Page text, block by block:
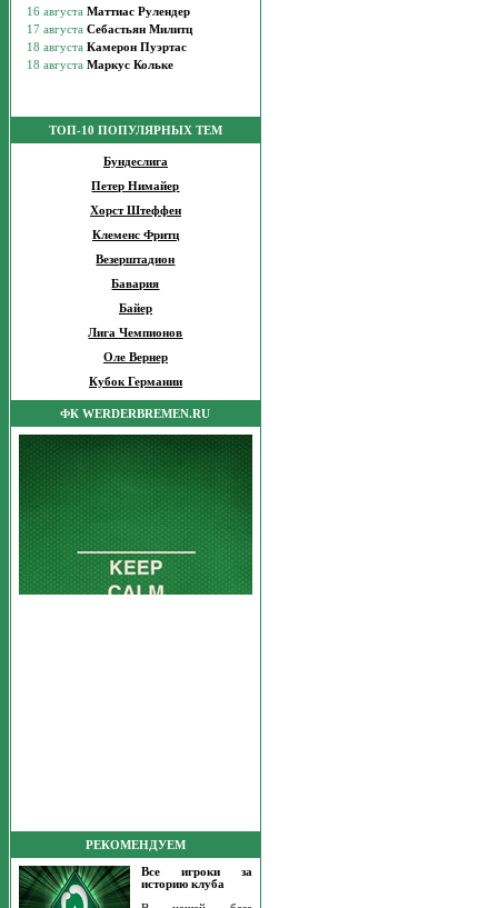
ТОП-10 ПОПУЛЯРНЫХ ТЕМ
Бундеслига
Петер Нимайер
Хорст Штеффен
Клеменс Фритц
Везерштадион
Бавария
Байер
Лига Чемпионов
Оле Вернер
Кубок Германии
ФК WERDERBREMEN.RU
РЕКОМЕНДУЕМ
Все игроки за
историю клуба